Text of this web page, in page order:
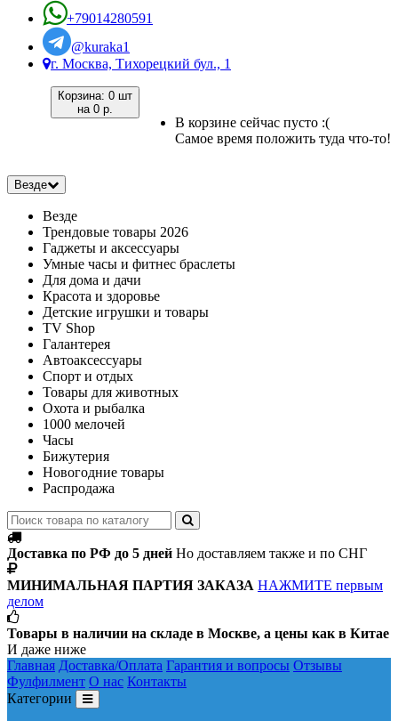
+79014280591
@kuraka1
г. Москва, Тихорецкий бул., 1
Корзина: 0 шт
на 0 р.
В корзине сейчас пусто :(
Самое время положить туда что-то!
Везде
Везде
Трендовые товары 2026
Гаджеты и аксессуары
Умные часы и фитнес браслеты
Для дома и дачи
Красота и здоровье
Детские игрушки и товары
TV Shop
Галантерея
Автоаксессуары
Спорт и отдых
Товары для животных
Охота и рыбалка
1000 мелочей
Часы
Бижутерия
Новогодние товары
Распродажа
Доставка по РФ до 5 дней Но доставляем также и по СНГ
МИНИМАЛЬНАЯ ПАРТИЯ ЗАКАЗА НАЖМИТЕ первым
делом
Товары в наличии на складе в Москве, а цены как в Китае
И даже ниже
Главная Доставка/Оплата Гарантия и вопросы Отзывы
Фулфилмент О нас Контакты
Категории